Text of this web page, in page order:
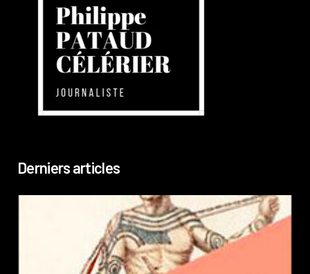
Derniers articles